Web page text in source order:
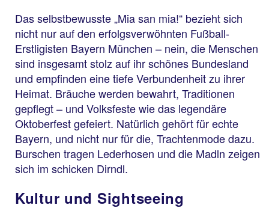
Das selbstbewusste „Mia san mia!“ bezieht sich
nicht nur auf den erfolgsverwöhnten Fußball-
Erstligisten Bayern München – nein, die Menschen
sind insgesamt stolz auf ihr schönes Bundesland
und empfinden eine tiefe Verbundenheit zu ihrer
Heimat. Bräuche werden bewahrt, Traditionen
gepflegt – und Volksfeste wie das legendäre
Oktoberfest gefeiert. Natürlich gehört für echte
Bayern, und nicht nur für die, Trachtenmode dazu.
Burschen tragen Lederhosen und die Madln zeigen
sich im schicken Dirndl.
Kultur und Sightseeing